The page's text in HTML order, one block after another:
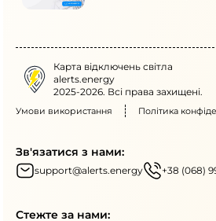
Карта відключень світла
alerts.energy
2025-2026. Всі права захищені.
Умови використання Політика
Зв'язатися з нами:
support@alerts.energy +38 (068)
Стежте за нами: